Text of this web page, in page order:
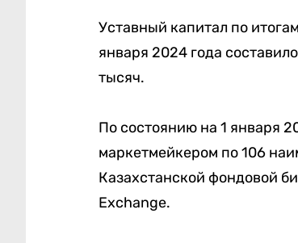
Уставный капитал по
января 2024 года
тысяч.
По состоянию на 1 января
маркетмейкером по 106
Казахстанской фондовой
Exchange.